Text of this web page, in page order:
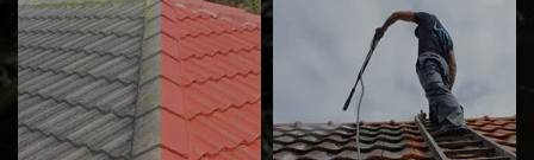
Nettoyage et
ravalement de
Isolation toiture 31